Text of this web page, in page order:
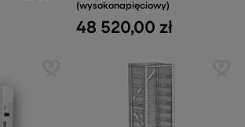
(wysokonapięciowy)
48 520,00 zł